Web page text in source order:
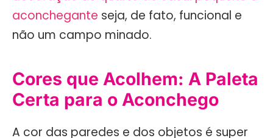
aconchegante seja, de fato, funcional e
não um campo minado.
Cores que Acolhem: A Paleta
Certa para o Aconchego
A cor das paredes e dos objetos é super